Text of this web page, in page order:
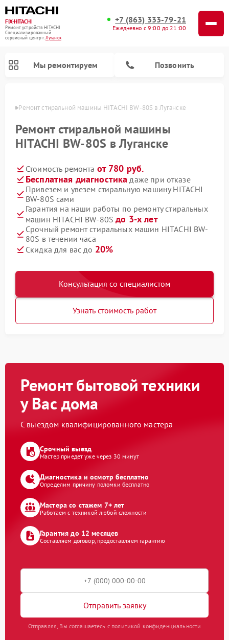
FIX-HITACHI
Ремонт устройств HITACHI
Специализированный
cервисный центр г.Луганск
+7 (863) 333-79-21
Ежедневно с 9:00 до 21:00
Мы ремонтируем Позвонить
Ремонт стиральной машины HITACHI BW-80S в Луганске
Ремонт стиральной машины
HITACHI BW-80S в Луганске
Стоимость ремонта от 780 руб.
Бесплатная диагностика даже при отказе
Привезем и увезем стиральную машину HITACHI
BW-80S сами
Гарантия на наши работы по ремонту стиральных
машин HITACHI BW-80Sдо 3-х лет
Срочный ремонт стиральных машин HITACHI BW-
80S в течении часа
Скидка для вас до 20%
Консультация со специалистом
Узнать стоимость работ
Ремонт бытовой техники
у Вас дома
С выездом квалифицированного мастера
Срочный выезд
Мастер приедет уже через 30 минут
Диагностика и осмотр бесплатно
Определим причину поломки бесплатно
Мастера со стажем 7+ лет
Работаем с техникой любой сложности
Гарантия до 12 месяцев
Составляем договор, предоставляем гарантию
Отправить заявку
Отправляя, Вы соглашаетесь с политикой конфиденциальности